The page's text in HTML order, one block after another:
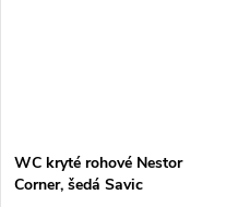
WC kryté rohové Nestor
Corner, šedá Savic